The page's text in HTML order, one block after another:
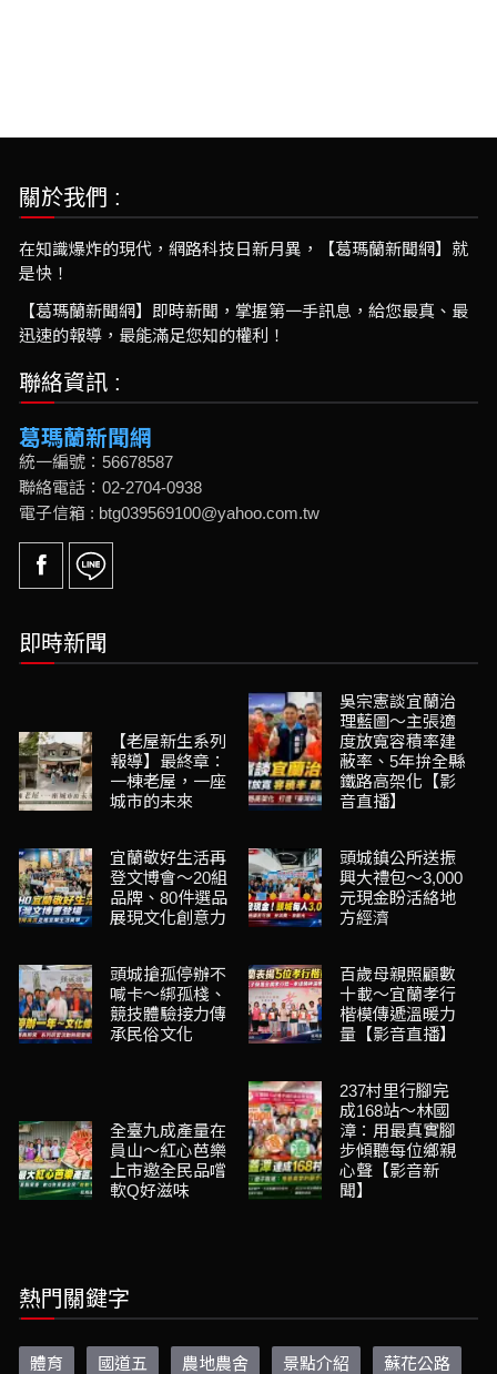
關於我們 :
在知識爆炸的現代，網路科技日新月異，【葛瑪蘭新聞網】就
是快！
【葛瑪蘭新聞網】即時新聞，掌握第一手訊息，給您最真、最
迅速的報導，最能滿足您知的權利！
聯絡資訊 :
葛瑪蘭新聞網
統一編號：56678587
聯絡電話：02-2704-0938
電子信箱 : btg039569100@yahoo.com.tw
即時新聞
【老屋新生系列
報導】最終章：
一棟老屋，一座
城市的未來
吳宗憲談宜蘭治
理藍圖～主張適
度放寬容積率建
蔽率、5年拚全縣
鐵路高架化【影
音直播】
宜蘭敬好生活再
登文博會～20組
品牌、80件選品
展現文化創意力
頭城鎮公所送振
興大禮包～3,000
元現金盼活絡地
方經濟
頭城搶孤停辦不
喊卡～綁孤棧、
競技體驗接力傳
承民俗文化
百歲母親照顧數
十載～宜蘭孝行
楷模傳遞溫暖力
量【影音直播】
全臺九成產量在
員山～紅心芭樂
上市邀全民品嚐
軟Q好滋味
237村里行腳完
成168站～林國
漳：用最真實腳
步傾聽每位鄉親
心聲【影音新
聞】
熱門關鍵字
體育 國道五 農地農舍 景點介紹 蘇花公路